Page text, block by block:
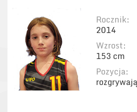
Rocznik:
2014
Wzrost:
153 cm
Pozycja: